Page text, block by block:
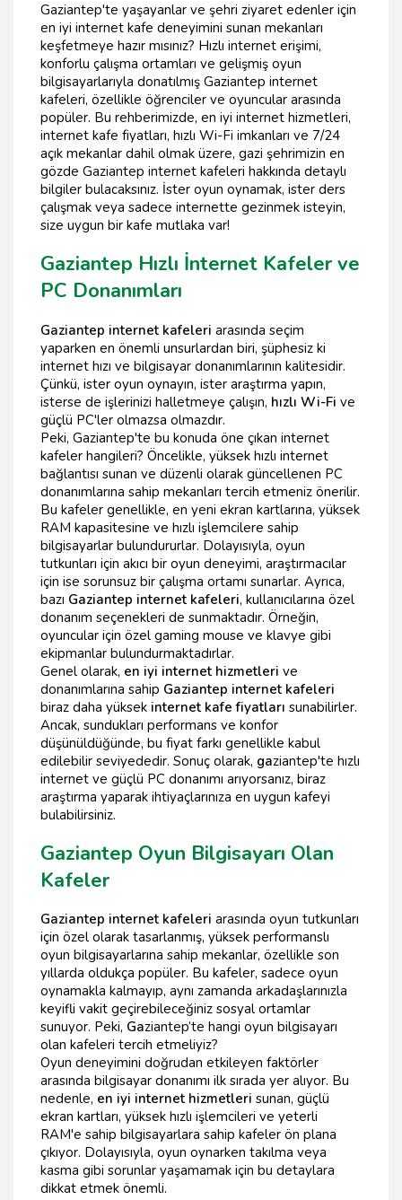
Gaziantep'te yaşayanlar ve şehri ziyaret edenler için
en iyi internet kafe deneyimini sunan mekanları
keşfetmeye hazır mısınız? Hızlı internet erişimi,
konforlu çalışma ortamları ve gelişmiş oyun
bilgisayarlarıyla donatılmış Gaziantep internet
kafeleri, özellikle öğrenciler ve oyuncular arasında
popüler. Bu rehberimizde, en iyi internet hizmetleri,
internet kafe fiyatları, hızlı Wi-Fi imkanları ve 7/24
açık mekanlar dahil olmak üzere, gazi şehrimizin en
gözde Gaziantep internet kafeleri hakkında detaylı
bilgiler bulacaksınız. İster oyun oynamak, ister ders
çalışmak veya sadece internette gezinmek isteyin,
size uygun bir kafe mutlaka var!
Gaziantep Hızlı İnternet Kafeler ve
PC Donanımları
Gaziantep internet kafeleri arasında seçim
yaparken en önemli unsurlardan biri, şüphesiz ki
internet hızı ve bilgisayar donanımlarının kalitesidir.
Çünkü, ister oyun oynayın, ister araştırma yapın,
isterse de işlerinizi halletmeye çalışın, hızlı Wi-Fi ve
güçlü PC'ler olmazsa olmazdır.
Peki, Gaziantep'te bu konuda öne çıkan internet
kafeler hangileri? Öncelikle, yüksek hızlı internet
bağlantısı sunan ve düzenli olarak güncellenen PC
donanımlarına sahip mekanları tercih etmeniz önerilir.
Bu kafeler genellikle, en yeni ekran kartlarına, yüksek
RAM kapasitesine ve hızlı işlemcilere sahip
bilgisayarlar bulundururlar. Dolayısıyla, oyun
tutkunları için akıcı bir oyun deneyimi, araştırmacılar
için ise sorunsuz bir çalışma ortamı sunarlar. Ayrıca,
bazı Gaziantep internet kafeleri, kullanıcılarına özel
donanım seçenekleri de sunmaktadır. Örneğin,
oyuncular için özel gaming mouse ve klavye gibi
ekipmanlar bulundurmaktadırlar.
Genel olarak, en iyi internet hizmetleri ve
donanımlarına sahip Gaziantep internet kafeleri
biraz daha yüksek internet kafe fiyatları sunabilirler.
Ancak, sundukları performans ve konfor
düşünüldüğünde, bu fiyat farkı genellikle kabul
edilebilir seviyededir. Sonuç olarak, gaziantep'te hızlı
internet ve güçlü PC donanımı arıyorsanız, biraz
araştırma yaparak ihtiyaçlarınıza en uygun kafeyi
bulabilirsiniz.
Gaziantep Oyun Bilgisayarı Olan
Kafeler
Gaziantep internet kafeleri arasında oyun tutkunları
için özel olarak tasarlanmış, yüksek performanslı
oyun bilgisayarlarına sahip mekanlar, özellikle son
yıllarda oldukça popüler. Bu kafeler, sadece oyun
oynamakla kalmayıp, aynı zamanda arkadaşlarınızla
keyifli vakit geçirebileceğiniz sosyal ortamlar
sunuyor. Peki, Gaziantep’te hangi oyun bilgisayarı
olan kafeleri tercih etmeliyiz?
Oyun deneyimini doğrudan etkileyen faktörler
arasında bilgisayar donanımı ilk sırada yer alıyor. Bu
nedenle, en iyi internet hizmetleri sunan, güçlü
ekran kartları, yüksek hızlı işlemcileri ve yeterli
RAM'e sahip bilgisayarlara sahip kafeler ön plana
çıkıyor. Dolayısıyla, oyun oynarken takılma veya
kasma gibi sorunlar yaşamamak için bu detaylara
dikkat etmek önemli.